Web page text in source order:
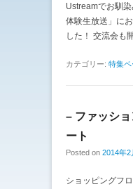
Ustreamでお馴
体験生放送」に
した！ 交流会も
カテゴリー: 特集ペ
– ファッシ
ート
Posted on 2014年2
ショッピングフ